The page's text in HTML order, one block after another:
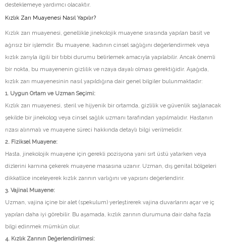
desteklemeye yardımcı olacaktır.
Kızlık Zarı Muayenesi Nasıl Yapılır?
Kızlık zarı muayenesi, genellikle jinekolojik muayene sırasında yapılan basit ve
ağrısız bir işlemdir. Bu muayene, kadının cinsel sağlığını değerlendirmek veya
kızlık zarıyla ilgili bir tıbbi durumu belirlemek amacıyla yapılabilir. Ancak önemli
bir nokta, bu muayenenin gizlilik ve rızaya dayalı olması gerektiğidir. Aşağıda,
kızlık zarı muayenesinin nasıl yapıldığına dair genel bilgiler bulunmaktadır:
1. Uygun Ortam ve Uzman Seçimi:
Kızlık zarı muayenesi, steril ve hijyenik bir ortamda, gizlilik ve güvenlik sağlanacak
şekilde bir jinekolog veya cinsel sağlık uzmanı tarafından yapılmalıdır. Hastanın
rızası alınmalı ve muayene süreci hakkında detaylı bilgi verilmelidir.
2. Fiziksel Muayene:
Hasta, jinekolojik muayene için gerekli pozisyona yani sırt üstü yatarken veya
dizlerini karnına çekerek muayene masasına uzanır. Uzman, dış genital bölgeleri
dikkatlice inceleyerek kızlık zarının varlığını ve yapısını değerlendirir.
3. Vajinal Muayene:
Uzman, vajina içine bir alet (spekulum) yerleştirerek vajina duvarlarını açar ve iç
yapıları daha iyi görebilir. Bu aşamada, kızlık zarının durumuna dair daha fazla
bilgi edinmek mümkün olur.
4. Kızlık Zarının Değerlendirilmesi: